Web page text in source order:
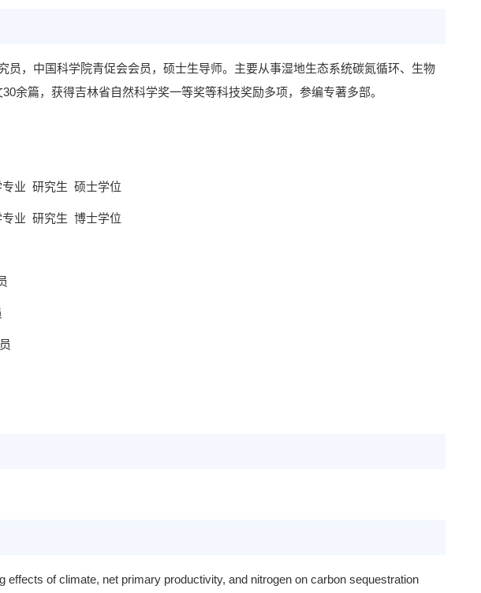
员， 中国科学院青促会会员，硕士生导师。主要从事湿地生态系统碳氮循环、生物
30余篇，获得吉林省自然科学奖一等奖等科技奖励多项，参编专著多部。
专业 研究生 硕士学位
专业 研究生 博士学位
effects of climate, net primary productivity, and nitrogen on carbon sequestration